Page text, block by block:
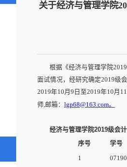
关于经济与管理学院
根据《经济与管理学院
面试情况，经研究确定2019级
2019年10月9日至2019年10月
师,邮箱： lgp68@163.com。
经济与管理学院2019级会
序号
学号
1